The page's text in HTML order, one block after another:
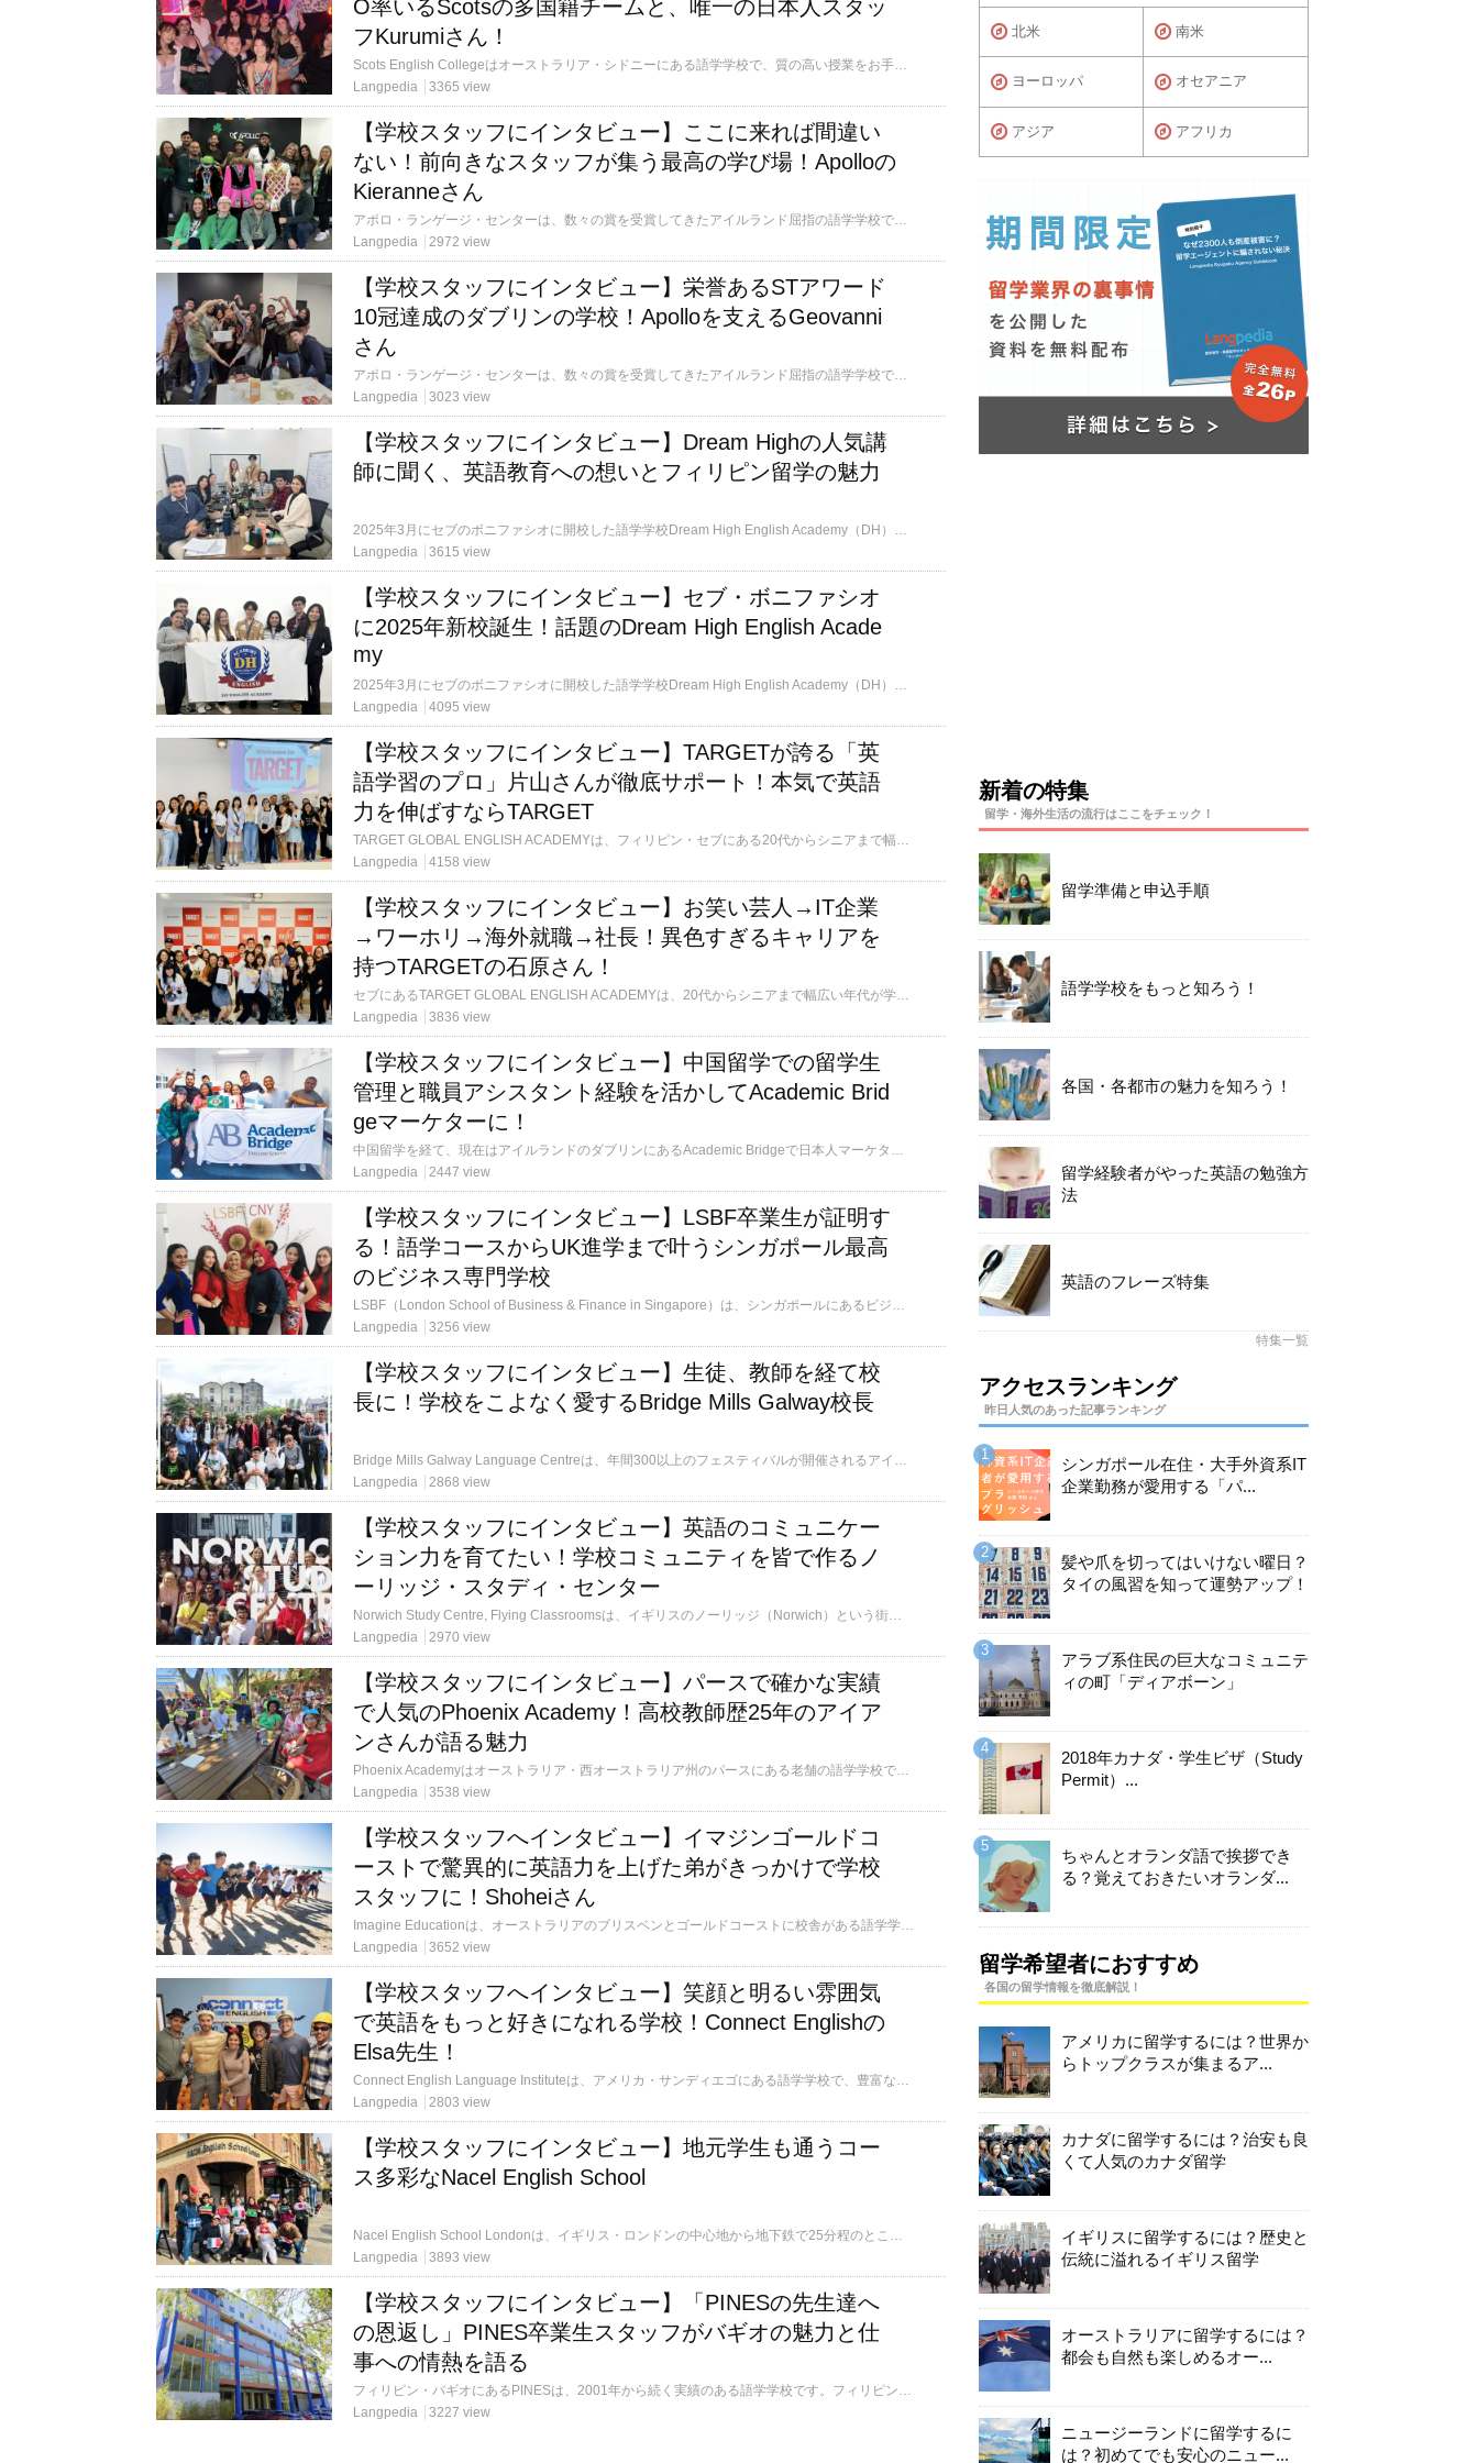
O率いるScotsの多国籍チームと、唯一の日本人スタッ
フKurumiさん！
Scots English Collegeはオーストラリア・シドニーにある語学学校で、質の高い授業をお手頃価格で提供しています！発音と会話に特化した「PronComコース」が人気で、オーストラリアの教育省よりイノベーション・デベロップメント・ファンドという賞を2年で連続受賞しています。学生満足度は95％！日本人が少ない国際的な環境で世界中の学生と学び、IMC、TAFE NSW、SCUなどへの進学も可能です。
Langpedia
3365 view
【学校スタッフにインタビュー】ここに来れば間違い
ない！前向きなスタッフが集う最高の学び場！Apolloの
Kieranneさん
アポロ・ランゲージ・センターは、数々の賞を受賞してきたアイルランド屈指の語学学校です。英語学習だけでなく、学生たちの思い出となる体験活動にもこだわっており満足度が高く評価されています。アイルランドの人気観光地を訪れたり、活気あふれるソーシャルプログラムを通じて仲間と交流したりと、さまざまな体験を楽しめます。2023年には校舎の全面改装が完了し最新のスタイリッシュなキャンパスです。アポロの情熱あふれる講師、スタッフが、学生一人ひとりの体験を全力でサポートします！
Langpedia
2972 view
【学校スタッフにインタビュー】栄誉あるSTアワード
10冠達成のダブリンの学校！Apolloを支えるGeovanni
さん
アポロ・ランゲージ・センターは、数々の賞を受賞してきたアイルランド屈指の語学学校です。英語学習だけでなく、学生たちの思い出となる体験活動にもこだわっており満足度が高く評価されています。アイルランドの人気観光地を訪れたり、活気あふれるソーシャルプログラムを通じて仲間と交流したりと、さまざまな体験を楽しめます。2023年には校舎の全面改装が完了し最新のスタイリッシュなキャンパスです。アポロの情熱あふれる講師、スタッフが、学生一人ひとりの体験を全力でサポートします！
Langpedia
3023 view
【学校スタッフにインタビュー】Dream Highの人気講
師に聞く、英語教育への想いとフィリピン留学の魅力
2025年3月にセブのボニファシオに開校した語学学校Dream High English Academy（DH）は、地元の工場や観光地を訪れて地元の人たちと交流しながらフィリピン文化を直接体験できる「INSIGHT Exchange Program」や、反復練習を通じて英語の基礎をしっかり固める英語初心者向けの「Daily Headstart English」など、独自のコースが魅力です。開校してまだ間もないため情報が少ない中、今回はDHの人気講師Michelleさんに聞いたリアルな情報をお届けします。
Langpedia
3615 view
【学校スタッフにインタビュー】セブ・ボニファシオ
に2025年新校誕生！話題のDream High English Acade
my
2025年3月にセブのボニファシオに開校した語学学校Dream High English Academy（DH）についてご紹介します！ セブにある学校にしては珍しく通学も可能な学校です。サバイバルイングリッシュという独自のコースがあり、教室で学んだ英語を、先生と一緒に実際に外に出て使うところまで行います。 開校してまだ間もないため情報が少ない中、今回はDHの現地日本人スタッフの中垣さんに聞いたリアルな情報をお届けします。 学校選びで迷っている方にとって、少しでも参考になれば嬉しいです！
Langpedia
4095 view
【学校スタッフにインタビュー】TARGETが誇る「英
語学習のプロ」片山さんが徹底サポート！本気で英語
力を伸ばすならTARGET
TARGET GLOBAL ENGLISH ACADEMYは、フィリピン・セブにある20代からシニアまで幅広い年代が学ぶ語学学校です。落ち着いた雰囲気が特徴で、初級者へのサポートが手厚く、英語力に不安がある方も安心して学べます。日本人経営ながら外国人学生も多く、国籍比率は日本人50～60％、台湾人20～40％、その他アジアや中東からも学生が集まり、英語を実践する機会に恵まれています。異色の経歴を持つ英語学習スペシャリストの日本人スタッフにお話を伺いました。
Langpedia
4158 view
【学校スタッフにインタビュー】お笑い芸人→IT企業
→ワーホリ→海外就職→社長！異色すぎるキャリアを
持つTARGETの石原さん！
セブにあるTARGET GLOBAL ENGLISH ACADEMYは、20代からシニアまで幅広い年代が学ぶ語学学校で、落ち着いた雰囲気が特徴です。初級者へのサポートが手厚く、英語力に不安がある方も安心して学べます。日本人経営ながら外国人学生も多く、国籍比率は、日本40%〜50%、台湾35％〜45%、中国5%〜10%、その他アジアや中東からも学生が集まり英語を実践する機会に恵まれています。日本人の英語専門家がカリキュラム作成から講師トレーニング、学習相談を担当している点もTARGETならではの魅力です！
Langpedia
3836 view
【学校スタッフにインタビュー】中国留学での留学生
管理と職員アシスタント経験を活かしてAcademic Brid
geマーケターに！
中国留学を経て、現在はアイルランドのダブリンにあるAcademic Bridgeで日本人マーケターとして勤務されている松本さんに学校の魅力を伺いました！ダブリンには多くの学校があるので、この記事が皆さんの学校選びの参考になれば嬉しいです。
Langpedia
2447 view
【学校スタッフにインタビュー】LSBF卒業生が証明す
る！語学コースからUK進学まで叶うシンガポール最高
のビジネス専門学校
LSBF（London School of Business & Finance in Singapore）は、シンガポールにあるビジネス専門学校です。語学コースも併設しており、語学だけの受講も、語学力を上げてから専門コースを受講することもできます。本校はイギリスにあるため、イギリス公認会計士準備コースが人気です。イギリスに提携校が多いので、イギリスの大学進学/編入を目指す方にもお勧めです。他民族国家のシンガポールでは様々なバックグラウンドを持つ人々の色々なアクセントの英語に触れることができるでしょう。
Langpedia
3256 view
【学校スタッフにインタビュー】生徒、教師を経て校
長に！学校をこよなく愛するBridge Mills Galway校長
Bridge Mills Galway Language Centreは、年間300以上のフェスティバルが開催されるアイルランド・ゴールウェイで一番歴史のある語学学校です。1987年の創立以来、地元の人から世界中の人に語学教育・英語教員養成コースを提供してきました。趣ある校舎は元製粉所を利用したもので、教室の窓からはコリブ川の流れとそこで戯れる鳥たちが見渡せます。校長のPatrickさんは、Bridge Millsで学び、教え、運営にも関わり、様々なBridge Millsの一面を知っています。
Langpedia
2868 view
【学校スタッフにインタビュー】英語のコミュニケー
ション力を育てたい！学校コミュニティを皆で作るノ
ーリッジ・スタディ・センター
Norwich Study Centre, Flying Classroomsは、イギリスのノーリッジ（Norwich）という街にある語学学校です。ノーリッジは中世の街並みが残る街として知られ、イギリスの歴史や文化に触れながら英語を学びたい方に最適です。日本ではあまり知られていない都市ですが、一度訪れたら大好きになってしまう人が多く、長く住み続ける人もたくさんいます。校長のKumiさんもその一人で、2000年の創立以来ずっと学校運営に携わっています。
Langpedia
2970 view
【学校スタッフにインタビュー】パースで確かな実績
で人気のPhoenix Academy！高校教師歴25年のアイア
ンさんが語る魅力
Phoenix Academyはオーストラリア・西オーストラリア州のパースにある老舗の語学学校です。2024年に創立35周年を迎えました。バスケットボールや卓球、バーベキューもできる広い秘話と寮を併設したキャンパスで、のびのびと留学生活を送ることができます。日本人率が5％以下というのも魅力です。日本人が少ない環境で落ち着いて英語を学びたい方はもちろん、高校教員歴25年の教師もいるので、オーストラリアの大学・高校進学を目指す方にもおススメです。6歳～参加可能なジュニアプログラムも通年で開講しています。
Langpedia
3538 view
【学校スタッフへインタビュー】イマジンゴールドコ
ーストで驚異的に英語力を上げた弟がきっかけで学校
スタッフに！Shoheiさん
Imagine Educationは、オーストラリアのブリスベンとゴールドコーストに校舎がある語学学校です。今回インタビューしたゴールドコーストには、サウスポートセントラルキャンパス・メインキャンパス・アッシュモアキャンパスの3つの校舎があります。一般英語コースが開講されているサウスポートセントラルキャンパスでは、朝・夜のタイムテーブルから選択ができるため、お仕事や趣味など各生徒さんのスケジュールに合わせて授業を受ける時間を決められます。英語＋保育ボランティア、＋デミペア、＋バリスタのコースも人気です。
Langpedia
3652 view
【学校スタッフへインタビュー】笑顔と明るい雰囲気
で英語をもっと好きになれる学校！Connect Englishの
Elsa先生！
Connect English Language Instituteは、アメリカ・サンディエゴにある語学学校で、豊富なプログラムとアクティビティを提供しています。経験豊富な講師と多国籍な学生たち、サンディエゴの快適な気候の中で学べる環境が魅力です！明るく居心地の良い校内で充実した留学生活を送ることができます。他の語学学校に比べて料金が低価格なのも嬉しいポイントです。
Langpedia
2803 view
【学校スタッフにインタビュー】地元学生も通うコー
ス多彩なNacel English School
Nacel English School Londonは、イギリス・ロンドンの中心地から地下鉄で25分程のところにあるフィンチリーというエリアにあります。一軒家が多い高級住宅街で、静かで治安も良好です。日本や他国からの駐在員などが多く暮らす多国籍なエリアでもあるため、各国の食材が手に入るお店も多く、日本語が通じる病院もあります。学校には在英歴が長い日本人スタッフがいるので「治安が心配」「もし怪我や病気をした時のことが不安」という方や初めての留学、未成年の留学でも安心です。
Langpedia
3893 view
【学校スタッフにインタビュー】「PINESの先生達へ
の恩返し」PINES卒業生スタッフがバギオの魅力と仕
事への情熱を語る
フィリピン・バギオにあるPINESは、2001年から続く実績のある語学学校です。フィリピン留学の中でも厳しいカリキュラムと高品質な講師陣を誇る名門校です！IELTSスコア7.0以上の優秀な講師陣が揃っています。国際色豊かな環境で、世界中から集まった多様なバックグラウンドを持つ学生と共に学べるのが特徴です。バギオでも有名なスパルタ校として、メインキャンパスと試験対策用のIELTSキャンパスがあります。バギオで本気で英語を勉強したいならPINESへ！I
Langpedia
3227 view
北米 南米
ヨーロッパ オセアニア
アジア アフリカ
新着の特集
留学・海外生活の流行はここをチェック！
留学準備と申込手順
語学学校をもっと知ろう！
各国・各都市の魅力を知ろう！
留学経験者がやった英語の勉強方
法
英語のフレーズ特集
特集一覧
アクセスランキング
昨日人気のあった記事ランキング
シンガポール在住・大手外資系IT
企業勤務が愛用する「パ...
髪や爪を切ってはいけない曜日？
タイの風習を知って運勢アップ！
アラブ系住民の巨大なコミュニテ
ィの町「ディアボーン」
2018年カナダ・学生ビザ（Study
Permit）...
ちゃんとオランダ語で挨拶でき
る？覚えておきたいオランダ...
留学希望者におすすめ
各国の留学情報を徹底解説！
アメリカに留学するには？世界か
らトップクラスが集まるア...
カナダに留学するには？治安も良
くて人気のカナダ留学
イギリスに留学するには？歴史と
伝統に溢れるイギリス留学
オーストラリアに留学するには？
都会も自然も楽しめるオー...
ニュージーランドに留学するに
は？初めてでも安心のニュー...